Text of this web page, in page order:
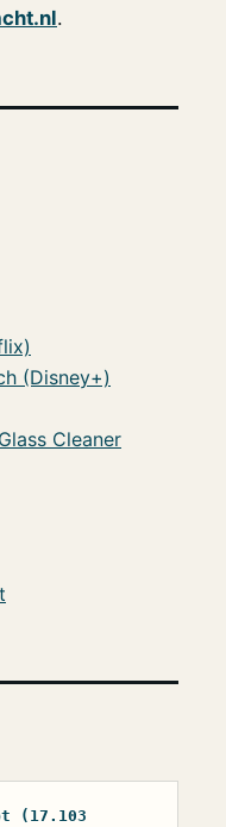
.
(Disney+)
Cleaner
(17.103